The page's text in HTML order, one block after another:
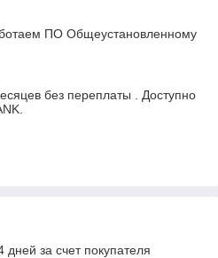
ПО Общеустановленному
без переплаты . Доступно
дней за счет покупателя